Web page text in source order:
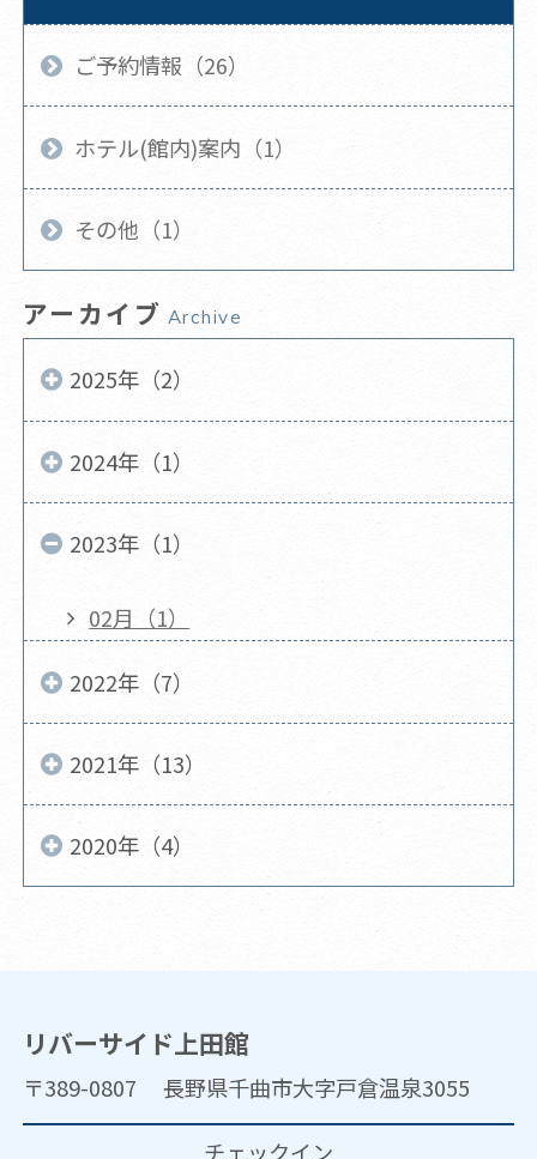
ご予約情報（26）
ホテル(館内)案内（1）
その他（1）
アーカイブ Archive
2025年（2）
2024年（1）
2023年（1）
02月（1）
2022年（7）
2021年（13）
2020年（4）
リバーサイド上田館
〒389-0807 長野県千曲市大字戸倉温泉3055
チェックイン